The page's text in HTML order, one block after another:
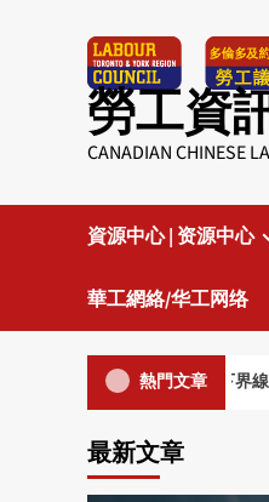
勞工資
CANADIAN CHINESE
資源中心 | 资源中心
華工網絡/华工网络
熱門文章
新民調：加拿大人劃下界線：保
最新文章